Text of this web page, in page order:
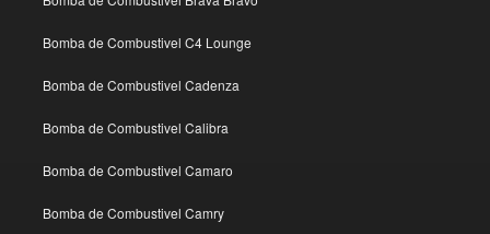
Bomba de Combustivel C4 Lounge
Bomba de Combustivel Cadenza
Bomba de Combustivel Calibra
Bomba de Combustivel Camaro
Bomba de Combustivel Camry